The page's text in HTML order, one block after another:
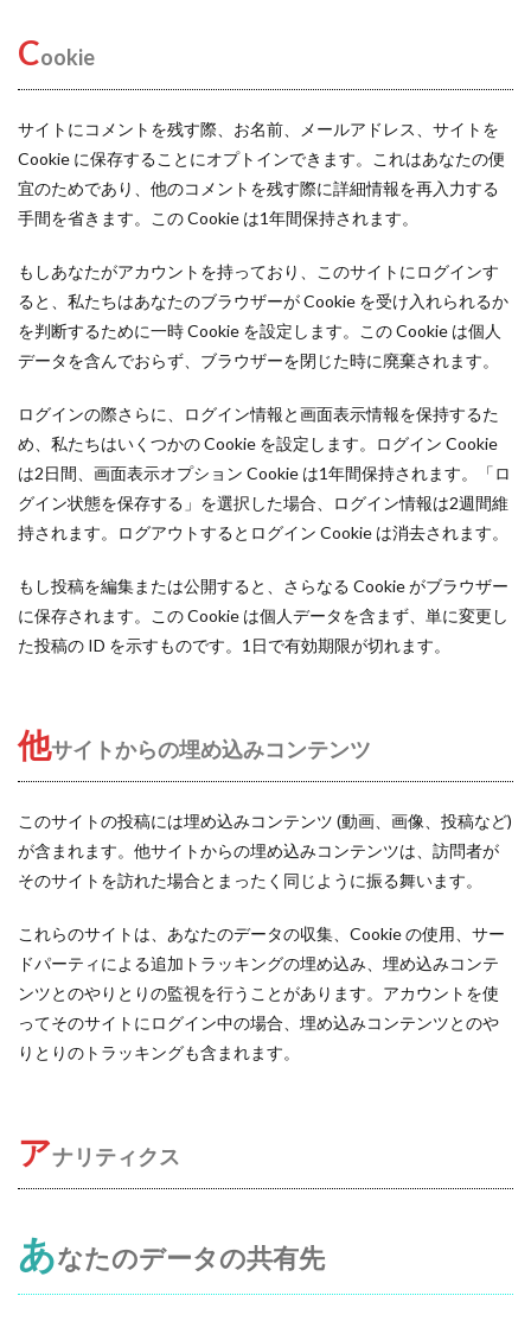
Cookie
サイトにコメントを残す際、お名前、メールアドレス、サイトを
Cookie に保存することにオプトインできます。これはあなたの便
宜のためであり、他のコメントを残す際に詳細情報を再入力する
手間を省きます。この Cookie は1年間保持されます。
もしあなたがアカウントを持っており、このサイトにログインす
ると、私たちはあなたのブラウザーが Cookie を受け入れられるか
を判断するために一時 Cookie を設定します。この Cookie は個人
データを含んでおらず、ブラウザーを閉じた時に廃棄されます。
ログインの際さらに、ログイン情報と画面表示情報を保持するた
め、私たちはいくつかの Cookie を設定します。ログイン Cookie
は2日間、画面表示オプション Cookie は1年間保持されます。「ロ
グイン状態を保存する」を選択した場合、ログイン情報は2週間維
持されます。ログアウトするとログイン Cookie は消去されます。
もし投稿を編集または公開すると、さらなる Cookie がブラウザー
に保存されます。この Cookie は個人データを含まず、単に変更し
た投稿の ID を示すものです。1日で有効期限が切れます。
他サイトからの埋め込みコンテンツ
このサイトの投稿には埋め込みコンテンツ (動画、画像、投稿など)
が含まれます。他サイトからの埋め込みコンテンツは、訪問者が
そのサイトを訪れた場合とまったく同じように振る舞います。
これらのサイトは、あなたのデータの収集、Cookie の使用、サー
ドパーティによる追加トラッキングの埋め込み、埋め込みコンテ
ンツとのやりとりの監視を行うことがあります。アカウントを使
ってそのサイトにログイン中の場合、埋め込みコンテンツとのや
りとりのトラッキングも含まれます。
アナリティクス
あなたのデータの共有先